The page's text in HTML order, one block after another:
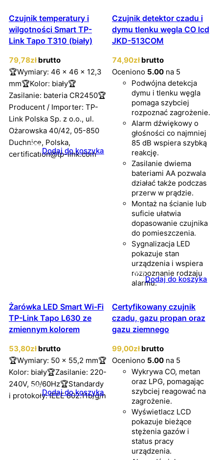
Czujnik temperatury i
wilgotności Smart TP-
Link Tapo T310 (biały)
79,78zł brutto
🏆Wymiary: 46 x 46 x 12,3
mm🏆Kolor: biały🏆
Zasilanie: bateria CR2450🏆
Producent / Importer: TP-
Link Polska Sp. z o.o., ul.
Ożarowska 40/42, 05-850
Duchnice, Polska,
certification@tp-link.com
Dodaj do koszyka
Czujnik detektor czadu i
dymu tlenku węgla CO lcd
JKD-513COM
74,90zł brutto
Oceniono 5.00 na 5
Podwójna detekcja
dymu i tlenku węgla
pomaga szybciej
rozpoznać zagrożenie.
Alarm dźwiękowy o
głośności co najmniej
85 dB wspiera szybką
reakcję.
Zasilanie dwiema
bateriami AA pozwala
działać także podczas
przerw w prądzie.
Montaż na ścianie lub
suficie ułatwia
dopasowanie czujnika
do pomieszczenia.
Sygnalizacja LED
pokazuje stan
urządzenia i wspiera
rozpoznanie rodzaju
alarmu.Dodaj do koszyka
Żarówka LED Smart Wi-Fi
TP-Link Tapo L630 ze
zmiennym kolorem
53,80zł brutto
🏆Wymiary: 50 x 55,2 mm🏆
Kolor: biały🏆Zasilanie: 220-
240V, 50/60Hz🏆Standardy
i protokoły: IEEE 802.11b/g/n
Dodaj do koszyka
Certyfikowany czujnik
czadu, gazu propan oraz
gazu ziemnego
99,00zł brutto
Oceniono 5.00 na 5
Wykrywa CO, metan
oraz LPG, pomagając
szybciej reagować na
zagrożenie.
Wyświetlacz LCD
pokazuje bieżące
stężenia gazów i
status pracy
urządzenia.